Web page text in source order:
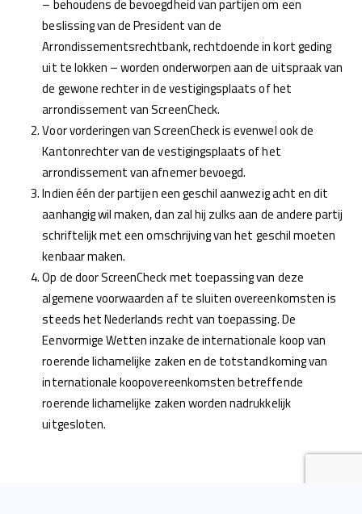
– behoudens de bevoegdheid van partijen om een
beslissing van de President van de
Arrondissementsrechtbank, rechtdoende in kort geding
uit te lokken – worden onderworpen aan de uitspraak van
de gewone rechter in de vestigingsplaats of het
arrondissement van ScreenCheck.
Voor vorderingen van ScreenCheck is evenwel ook de
Kantonrechter van de vestigingsplaats of het
arrondissement van afnemer bevoegd.
Indien één der partijen een geschil aanwezig acht en dit
aanhangig wil maken, dan zal hij zulks aan de andere partij
schriftelijk met een omschrijving van het geschil moeten
kenbaar maken.
Op de door ScreenCheck met toepassing van deze
algemene voorwaarden af te sluiten overeenkomsten is
steeds het Nederlands recht van toepassing. De
Eenvormige Wetten inzake de internationale koop van
roerende lichamelijke zaken en de totstandkoming van
internationale koopovereenkomsten betreffende
roerende lichamelijke zaken worden nadrukkelijk
uitgesloten.